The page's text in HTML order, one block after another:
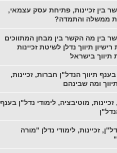
בין זכיינות, פתיחת עסק עצמאי,
ממשלה והתמדה?
בין מה הקשר בין מבחן המתווכים
רישיון תיווך נדלן לשיטת זכיינות
תיווך בישראל
תיווך הנדל"ן חברות, זכיינות,
תיווך ומה שבינהם
מוטיבציה, לימודי נדל"ן בענף
זכיינות, לימודי נדלן "מורה